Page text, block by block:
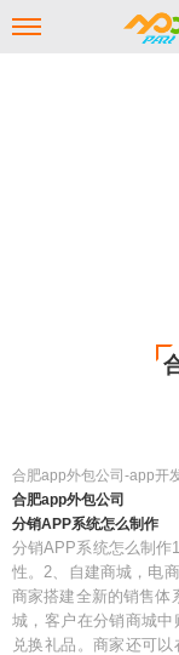
合肥app外包公司-app开
合肥app外包公司
分销APP系统怎么制作
分销APP系统怎么制作
性。2、自建商城，电
商家搭建全新的销售体
城，客户在分销商城
兑换礼品。商家还可